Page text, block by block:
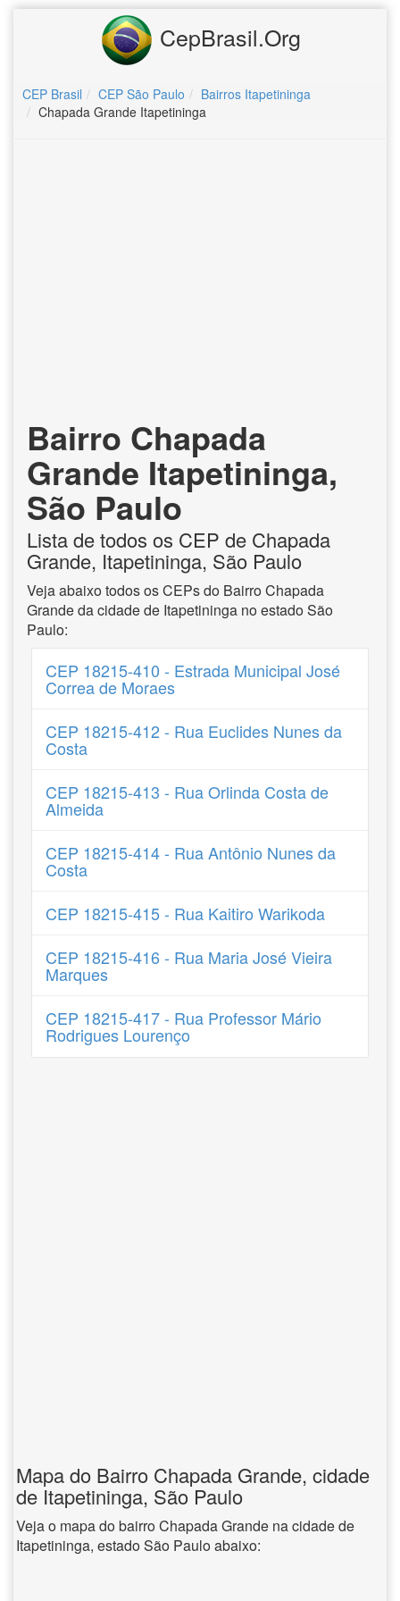
CepBrasil.Org
CEP Brasil CEP São Paulo
Bairros Itapetininga
Chapada Grande Itapetininga
Bairro Chapada
Grande Itapetininga,
São Paulo
Lista de todos os CEP de Chapada
Grande, Itapetininga, São Paulo
Veja abaixo todos os CEPs do Bairro Chapada
Grande da cidade de Itapetininga no estado São
Paulo:
CEP 18215-410 - Estrada Municipal José
Correa de Moraes
CEP 18215-412 - Rua Euclides Nunes da
Costa
CEP 18215-413 - Rua Orlinda Costa de
Almeida
CEP 18215-414 - Rua Antônio Nunes da
Costa
CEP 18215-415 - Rua Kaitiro Warikoda
CEP 18215-416 - Rua Maria José Vieira
Marques
CEP 18215-417 - Rua Professor Mário
Rodrigues Lourenço
Mapa do Bairro Chapada Grande, cidade
de Itapetininga, São Paulo
Veja o mapa do bairro Chapada Grande na cidade de
Itapetininga, estado São Paulo abaixo: